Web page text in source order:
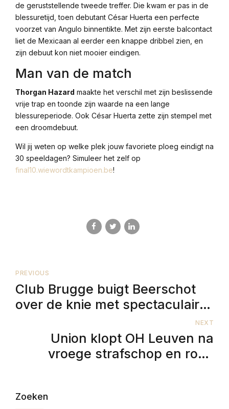
de geruststellende tweede treffer. Die kwam er pas in de
blessuretijd, toen debutant César Huerta een perfecte
voorzet van Angulo binnentikte. Met zijn eerste balcontact
liet de Mexicaan al eerder een knappe dribbel zien, en
zijn debuut kon niet mooier eindigen.
Man van de match
Thorgan Hazard maakte het verschil met zijn beslissende
vrije trap en toonde zijn waarde na een lange
blessureperiode. Ook César Huerta zette zijn stempel met
een droomdebuut.
Wil jij weten op welke plek jouw favoriete ploeg eindigt na
30 speeldagen? Simuleer het zelf op
final10.wiewordtkampioen.be!
PREVIOUS
Club Brugge buigt Beerschot
over de knie met spectaculaire
NEXT
Union klopt OH Leuven na
vroege strafschop en rode
Zoeken